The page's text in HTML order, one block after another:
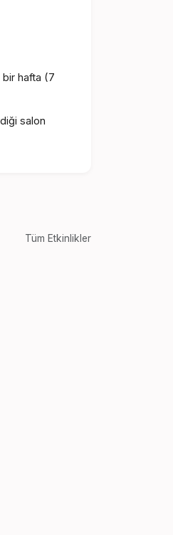
hafta (7
salon
Tüm Etkinlikler